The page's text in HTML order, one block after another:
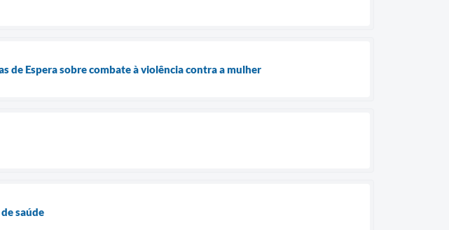
de Espera sobre combate à violência contra a mulher
saúde